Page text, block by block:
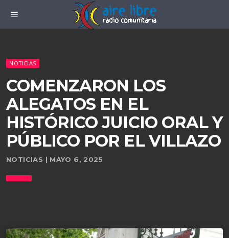
menu
NOTICIAS
COMENZARON LOS
ALEGATOS EN EL
HISTÓRICO JUICIO ORAL Y
PÚBLICO POR EL VILLAZO
NOTICIAS | MAYO 6, 2025